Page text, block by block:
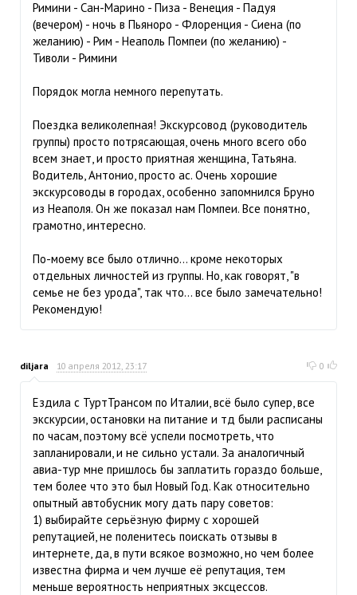
Римини - Сан-Марино - Пиза - Венеция - Падуя
(вечером) - ночь в Пьяноро - Флоренция - Сиена (по
желанию) - Рим - Неаполь Помпеи (по желанию) -
Тиволи - Римини
Порядок могла немного перепутать.
Поездка великолепная! Экскурсовод (руководитель
группы) просто потрясающая, очень много всего обо
всем знает, и просто приятная женщина, Татьяна.
Водитель, Антонио, просто ас. Очень хорошие
экскурсоводы в городах, особенно запомнился Бруно
из Неаполя. Он же показал нам Помпеи. Все понятно,
грамотно, интересно.
По-моему все было отлично... кроме некоторых
отдельных личностей из группы. Но, как говорят, "в
семье не без урода", так что... все было замечательно!
Рекомендую!
diljara 10 апреля 2012, 23:17 0
Ездила с ТуртТрансом по Италии, всё было супер, все
экскурсии, остановки на питание и тд были расписаны
по часам, поэтому всё успели посмотреть, что
запланировали, и не сильно устали. За аналогичный
авиа-тур мне пришлось бы заплатить гораздо больше,
тем более что это был Новый Год. Как относительно
опытный автобусник могу дать пару советов:
1) выбирайте серьёзную фирму с хорошей
репутацией, не поленитесь поискать отзывы в
интернете, да, в пути всякое возможно, но чем более
известна фирма и чем лучше её репутация, тем
меньше вероятность неприятных эксцессов.